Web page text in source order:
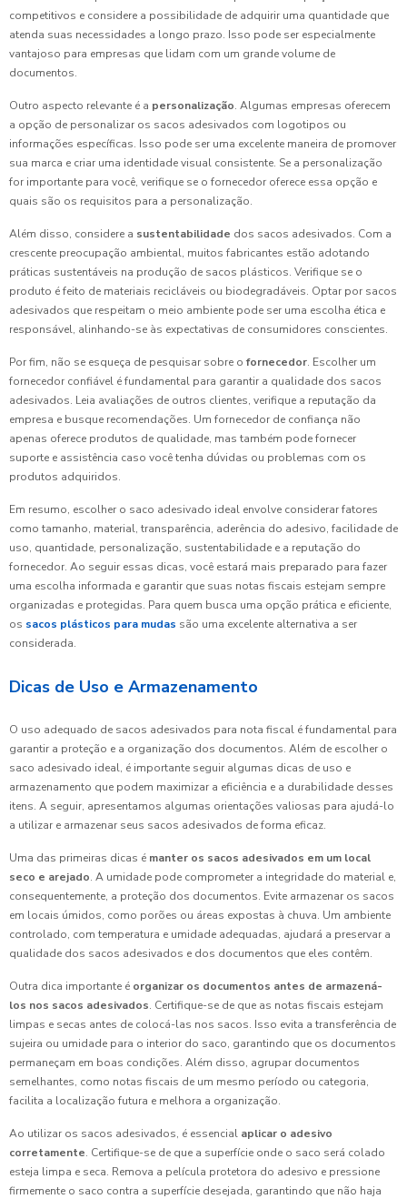
competitivos e considere a possibilidade de adquirir uma quantidade que
atenda suas necessidades a longo prazo. Isso pode ser especialmente
vantajoso para empresas que lidam com um grande volume de
documentos.
Outro aspecto relevante é a personalização. Algumas empresas oferecem
a opção de personalizar os sacos adesivados com logotipos ou
informações específicas. Isso pode ser uma excelente maneira de promover
sua marca e criar uma identidade visual consistente. Se a personalização
for importante para você, verifique se o fornecedor oferece essa opção e
quais são os requisitos para a personalização.
Além disso, considere a sustentabilidade dos sacos adesivados. Com a
crescente preocupação ambiental, muitos fabricantes estão adotando
práticas sustentáveis na produção de sacos plásticos. Verifique se o
produto é feito de materiais recicláveis ou biodegradáveis. Optar por sacos
adesivados que respeitam o meio ambiente pode ser uma escolha ética e
responsável, alinhando-se às expectativas de consumidores conscientes.
Por fim, não se esqueça de pesquisar sobre o fornecedor. Escolher um
fornecedor confiável é fundamental para garantir a qualidade dos sacos
adesivados. Leia avaliações de outros clientes, verifique a reputação da
empresa e busque recomendações. Um fornecedor de confiança não
apenas oferece produtos de qualidade, mas também pode fornecer
suporte e assistência caso você tenha dúvidas ou problemas com os
produtos adquiridos.
Em resumo, escolher o saco adesivado ideal envolve considerar fatores
como tamanho, material, transparência, aderência do adesivo, facilidade de
uso, quantidade, personalização, sustentabilidade e a reputação do
fornecedor. Ao seguir essas dicas, você estará mais preparado para fazer
uma escolha informada e garantir que suas notas fiscais estejam sempre
organizadas e protegidas. Para quem busca uma opção prática e eficiente,
os sacos plásticos para mudas são uma excelente alternativa a ser
considerada.
Dicas de Uso e Armazenamento
O uso adequado de sacos adesivados para nota fiscal é fundamental para
garantir a proteção e a organização dos documentos. Além de escolher o
saco adesivado ideal, é importante seguir algumas dicas de uso e
armazenamento que podem maximizar a eficiência e a durabilidade desses
itens. A seguir, apresentamos algumas orientações valiosas para ajudá-lo
a utilizar e armazenar seus sacos adesivados de forma eficaz.
Uma das primeiras dicas é manter os sacos adesivados em um local
seco e arejado. A umidade pode comprometer a integridade do material e,
consequentemente, a proteção dos documentos. Evite armazenar os sacos
em locais úmidos, como porões ou áreas expostas à chuva. Um ambiente
controlado, com temperatura e umidade adequadas, ajudará a preservar a
qualidade dos sacos adesivados e dos documentos que eles contêm.
Outra dica importante é organizar os documentos antes de armazená-
los nos sacos adesivados. Certifique-se de que as notas fiscais estejam
limpas e secas antes de colocá-las nos sacos. Isso evita a transferência de
sujeira ou umidade para o interior do saco, garantindo que os documentos
permaneçam em boas condições. Além disso, agrupar documentos
semelhantes, como notas fiscais de um mesmo período ou categoria,
facilita a localização futura e melhora a organização.
Ao utilizar os sacos adesivados, é essencial aplicar o adesivo
corretamente. Certifique-se de que a superfície onde o saco será colado
esteja limpa e seca. Remova a película protetora do adesivo e pressione
firmemente o saco contra a superfície desejada, garantindo que não haja